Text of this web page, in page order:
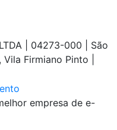
| 04273-000 | São
Firmiano Pinto |
empresa de e-